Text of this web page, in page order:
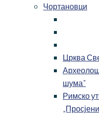
Чортановци
Црква
шума”
Римско